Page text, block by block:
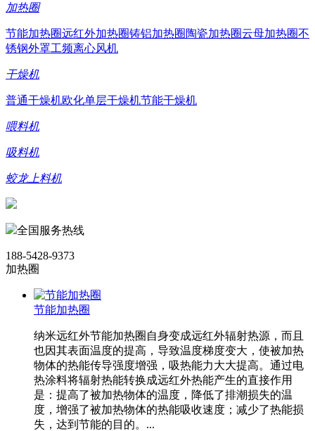
加热圈
节能加热圈远红外加热圈铸铝加热圈 陶瓷加热圈云母加热圈不
锈钢外罩工频离心风机
干燥机
普通干燥机欧化单层干燥机节能干燥机
喂料机
吸料机
蛟龙上料机
全国服务热线
188-5428-9373
加热圈
节能加热圈
纳米远红外节能加热圈自身变成远红外辐射热源，而且
也因其表面温度的提高，导致温度梯度变大，使被加热
物体的热能传导强度增强，吸热能力大大提高。通过电
热涂料将辐射热能转换成远红外热能产生的直接作用
是：提高了被加热物体的温度，降低了排潮损失的温
度，增强了被加热物体的热能吸收速度；减少了热能损
失，达到节能的目的。...